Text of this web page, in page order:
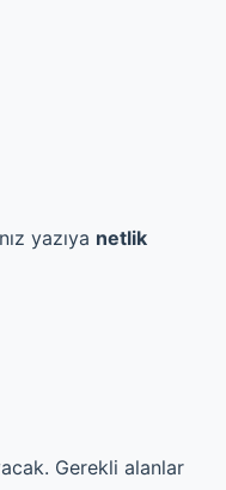
yazıya netlik
Gerekli alanlar